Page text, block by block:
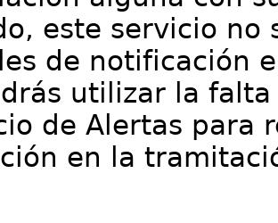
este servicio no
de notificación
utilizar la
de Alertas para
en la